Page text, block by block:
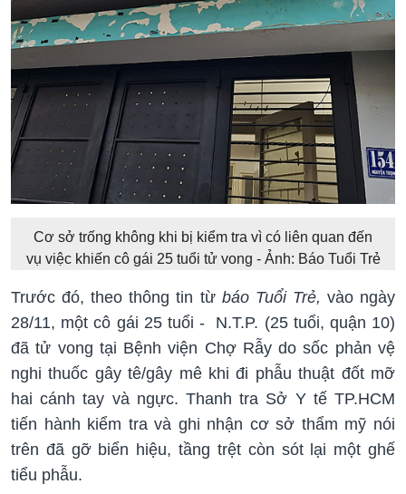
Cơ sở trống không khi bị kiểm tra vì có liên quan đến
vụ việc khiến cô gái 25 tuổi tử vong - Ảnh: Báo Tuổi Trẻ
Trước đó, theo thông tin từbáo Tuổi Trẻ, vào ngày
28/11, một cô gái 25 tuổi - N.T.P. (25 tuổi, quận 10)
đã tử vong tại Bệnh viện Chợ Rẫy do sốc phản vệ
nghi thuốc gây tê/gây mê khi đi phẫu thuật đốt mỡ
hai cánh tay và ngực. Thanh tra Sở Y tế TP.HCM
tiến hành kiểm tra và ghi nhận cơ sở thẩm mỹ nói
trên đã gỡ biển hiệu, tầng trệt còn sót lại một ghế
tiểu phẫu.